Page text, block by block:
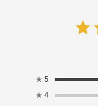
★ 5
★ 4